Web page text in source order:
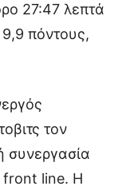
27:47 λεπτά
πόντους,
τον
συνεργασία
front line. Η